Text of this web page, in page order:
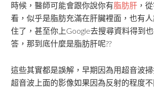
時候，醫師可能會跟你說你有脂肪肝 ，
看，似乎是脂肪充滿在肝臟裡面，也有
住了，甚至你上Google去搜尋資料得到
答，那到底什麼是脂肪肝呢??
這些其實都是誤解，早期因為用超音波掃
超音波上面的影像如果因為反射的程度